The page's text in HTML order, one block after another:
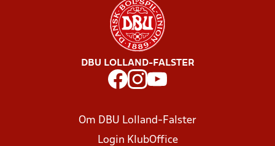
DBU LOLLAND-FALSTER
Om DBU Lolland-Falster
Login KlubOffice